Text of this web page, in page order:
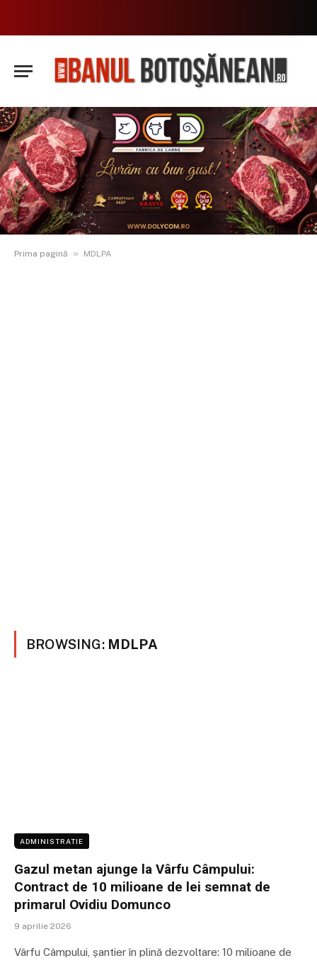
Prima pagină » MDLPA
BROWSING: MDLPA
ADMINISTRATIE
Gazul metan ajunge la Vârfu Câmpului:
Contract de 10 milioane de lei semnat de
primarul Ovidiu Domunco
9 aprilie 2026
Vârfu Câmpului, șantier în plină dezvoltare: 10 milioane de